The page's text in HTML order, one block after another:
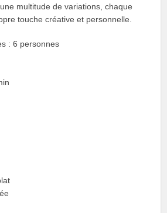
multitude de variations, chaque
touche créative et personnelle.
: 6 personnes